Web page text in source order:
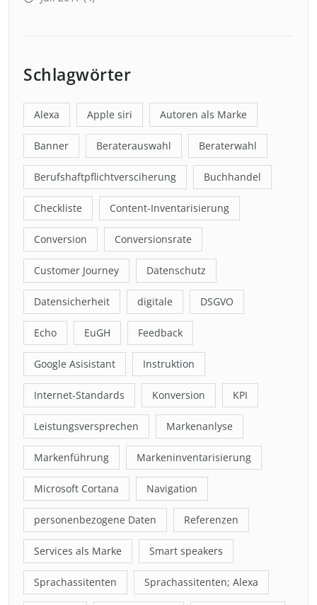
Schlagwörter
Alexa Apple siri Autoren als Marke
Banner Beraterauswahl Beraterwahl
Berufshaftpflichtversciherung Buchhandel
Checkliste Content-Inventarisierung
Conversion Conversionsrate
Customer Journey Datenschutz
Datensicherheit digitale DSGVO
Echo EuGH Feedback
Google Asisistant Instruktion
Internet-Standards Konversion KPI
Leistungsversprechen Markenanlyse
Markenführung Markeninventarisierung
Microsoft Cortana Navigation
personenbezogene Daten Referenzen
Services als Marke Smart speakers
Sprachassitenten Sprachassitenten; Alexa